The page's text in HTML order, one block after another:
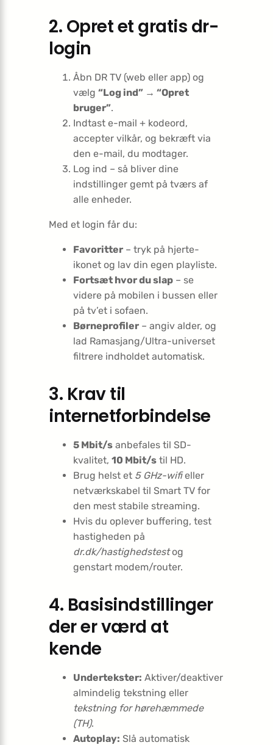
2. Opret et gratis dr-
login
Åbn DR TV (web eller app) og
vælg “Log ind” → “Opret
bruger”.
Indtast e-mail + kodeord,
accepter vilkår, og bekræft via
den e-mail, du modtager.
Log ind – så bliver dine
indstillinger gemt på tværs af
alle enheder.
Med et login får du:
Favoritter – tryk på hjerte-
ikonet og lav din egen playliste.
Fortsæt hvor du slap – se
videre på mobilen i bussen eller
på tv’et i sofaen.
Børneprofiler – angiv alder, og
lad Ramasjang/Ultra-universet
filtrere indholdet automatisk.
3. Krav til
internetforbindelse
5 Mbit/s anbefales til SD-
kvalitet, 10 Mbit/s til HD.
Brug helst et 5 GHz-wifieller
netværkskabel til Smart TV for
den mest stabile streaming.
Hvis du oplever buffering, test
hastigheden på
dr.dk/hastighedstestog
genstart modem/router.
4. Basisindstillinger
der er værd at
kende
Undertekster: Aktiver/deaktiver
almindelig tekstning eller
tekstning for hørehæmmede
(TH).
Autoplay: Slå automatisk